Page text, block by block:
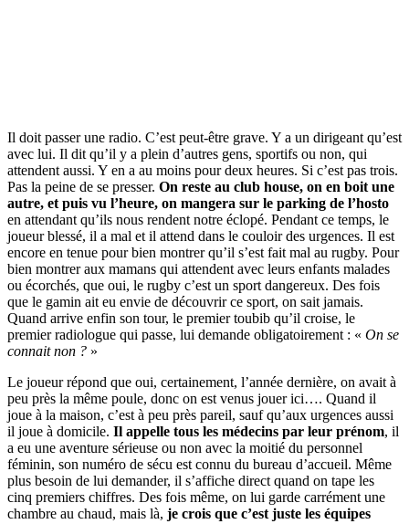
Il doit passer une radio. C’est peut-être grave. Y a un dirigeant qu’est
avec lui. Il dit qu’il y a plein d’autres gens, sportifs ou non, qui
attendent aussi. Y en a au moins pour deux heures. Si c’est pas trois.
Pas la peine de se presser. On reste au club house, on en boit une
autre, et puis vu l’heure, on mangera sur le parking de l’hosto
en attendant qu’ils nous rendent notre éclopé. Pendant ce temps, le
joueur blessé, il a mal et il attend dans le couloir des urgences. Il est
encore en tenue pour bien montrer qu’il s’est fait mal au rugby. Pour
bien montrer aux mamans qui attendent avec leurs enfants malades
ou écorchés, que oui, le rugby c’est un sport dangereux. Des fois
que le gamin ait eu envie de découvrir ce sport, on sait jamais.
Quand arrive enfin son tour, le premier toubib qu’il croise, le
premier radiologue qui passe, lui demande obligatoirement : « On se
connait non ? »
Le joueur répond que oui, certainement, l’année dernière, on avait à
peu près la même poule, donc on est venus jouer ici…. Quand il
joue à la maison, c’est à peu près pareil, sauf qu’aux urgences aussi
il joue à domicile. Il appelle tous les médecins par leur prénom, il
a eu une aventure sérieuse ou non avec la moitié du personnel
féminin, son numéro de sécu est connu du bureau d’accueil. Même
plus besoin de lui demander, il s’affiche direct quand on tape les
cinq premiers chiffres. Des fois même, on lui garde carrément une
chambre au chaud, mais là, je crois que c’est juste les équipes